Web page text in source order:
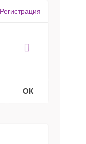
Регистрация
ОК